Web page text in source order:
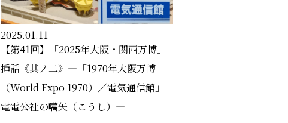
2025.01.11
【第41回】「2025年大阪・関西万博」
挿話《其ノ二》―「1970年大阪万博
（World Expo 1970）／電気通信館」
電電公社の嚆矢（こうし）―